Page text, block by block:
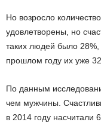
Но возросло
удовлетворены, но
таких людей было
прошлом году их уже
По данным
чем мужчины.
в 2014 году насчитали